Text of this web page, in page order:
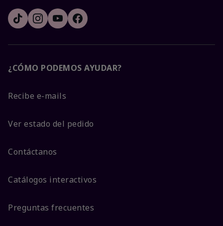
¿CÓMO PODEMOS AYUDAR?
Recibe e-mails
Ver estado del pedido
Contáctanos
Catálogos interactivos
Preguntas frecuentes